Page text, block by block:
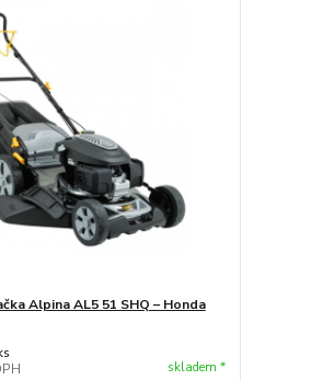
Alpina AL5 51 SHQ – Honda
skladem *